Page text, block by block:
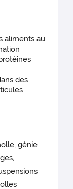
aliments au
des
génie